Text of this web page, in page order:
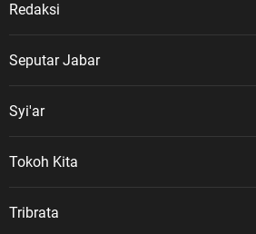
Redaksi
Seputar Jabar
Syi'ar
Tokoh Kita
Tribrata